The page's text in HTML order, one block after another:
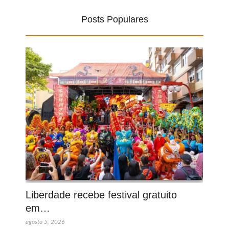
Posts Populares
Liberdade recebe festival gratuito
em…
agosto 5, 2026